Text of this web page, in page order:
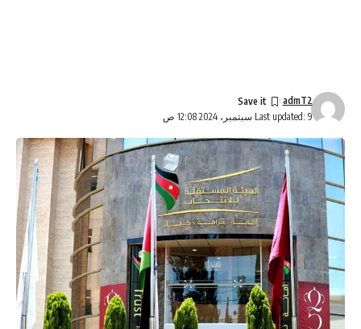
Last updated: 9 سبتمبر، 2024 12:08 ص
admT2